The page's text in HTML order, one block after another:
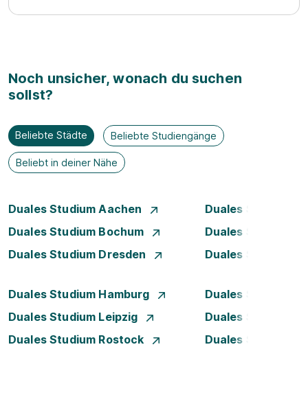
Noch unsicher, wonach du suchen
sollst?
Beliebte Städte Beliebte Studiengänge
Beliebt in deiner Nähe
Duales Studium Aachen
Duales Studium
Duales Studium Bochum
Duales Studium
Duales Studium Dresden
Duales Studium
Duales Studium Hamburg
Duales Studium
Duales Studium Leipzig
Duales Studium
Duales Studium Rostock
Duales Studium